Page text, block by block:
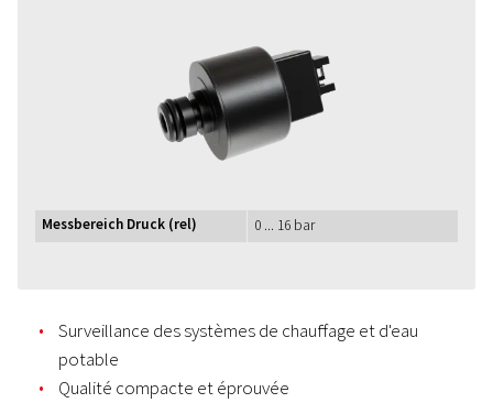
Messbereich Druck (rel) 0 ... 16 bar
Surveillance des systèmes de chauffage et d'eau
potable
Qualité compacte et éprouvée